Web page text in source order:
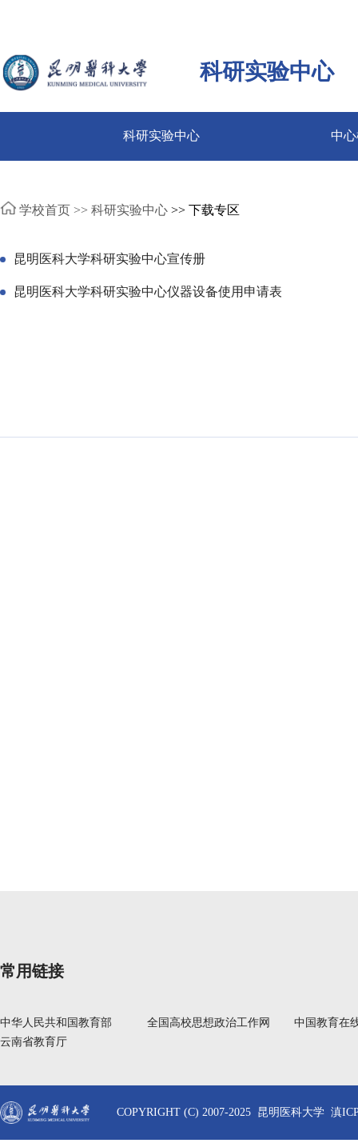
科研实验中心
科研实验中心 中
学校首页 >> 科研实验中心 >> 下载专区
昆明医科大学科研实验中心宣传册
昆明医科大学科研实验中心仪器设备使用申请表
常用链接
中华人民共和国教育部 全国高校思想政治工作网
中国教育在
云南省教育厅
COPYRIGHT (C) 2007-2025 昆明医科大学 滇